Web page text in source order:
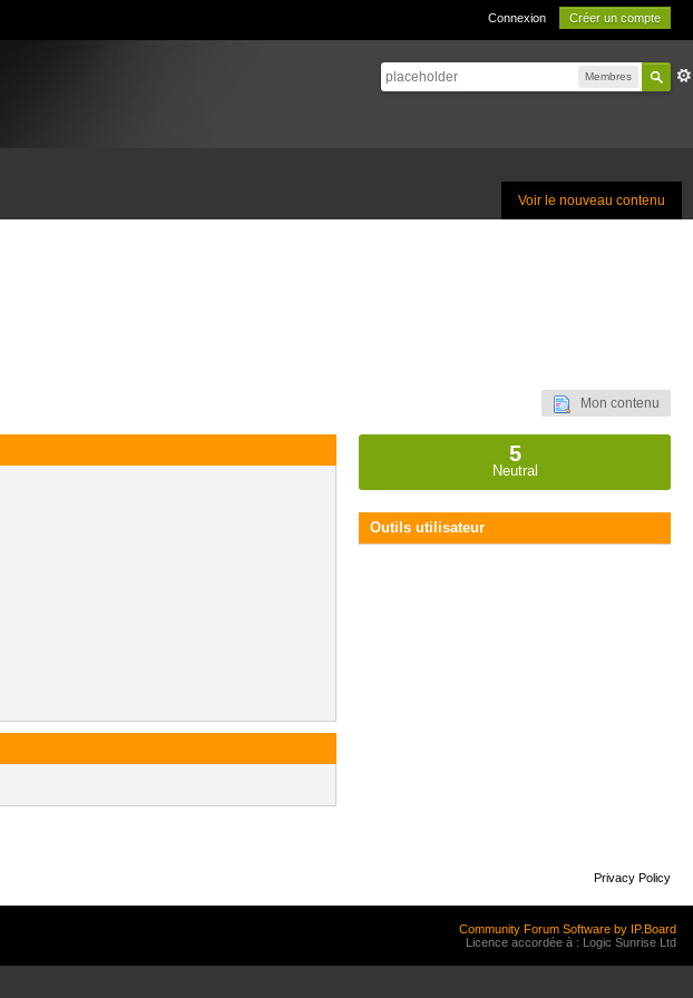
Connexion Créer un compte
Membres
Voir le nouveau contenu
Mon contenu
5
Neutral
Outils utilisateur
Privacy Policy
Community Forum Software by IP.Board
Licence accordée à : Logic Sunrise Ltd